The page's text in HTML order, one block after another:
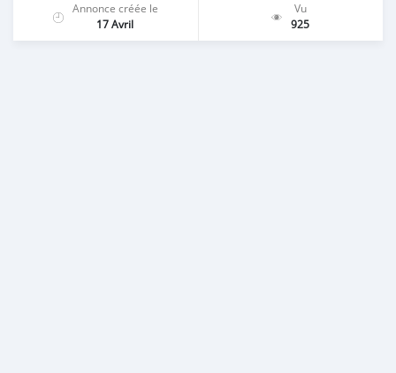
Annonce créée le
17 Avril
Vu
925